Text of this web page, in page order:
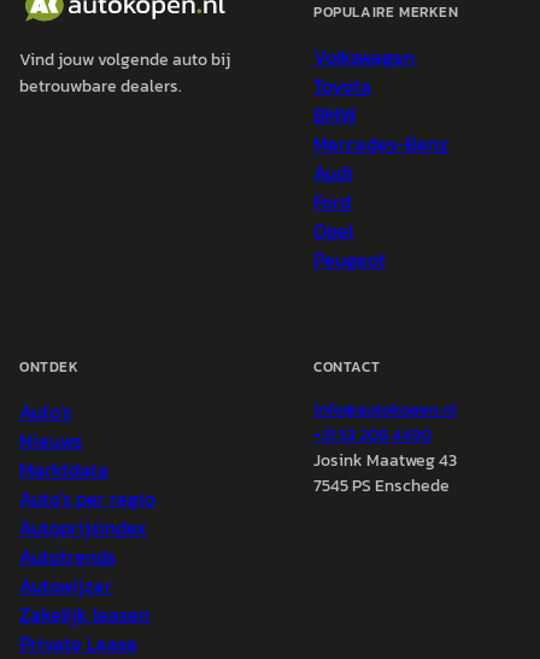
Vind jouw volgende auto bij
betrouwbare dealers.
POPULAIRE MERKEN
Volkswagen
Toyota
BMW
Mercedes-Benz
Audi
Ford
Opel
Peugeot
ONTDEK
Auto's
Nieuws
Marktdata
Auto's per regio
Autoprijsindex
Autotrends
Autowijzer
Zakelijk leasen
Private Lease
CONTACT
info@autokopen.nl
+31 53 208 4490
Josink Maatweg 43
7545 PS Enschede